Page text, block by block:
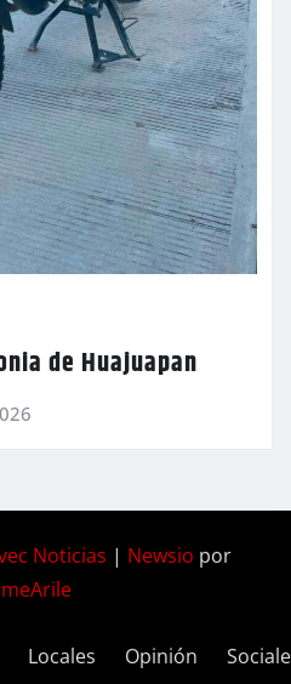
de Huajuapan
Noticias | Newsio por
Locales Opinión